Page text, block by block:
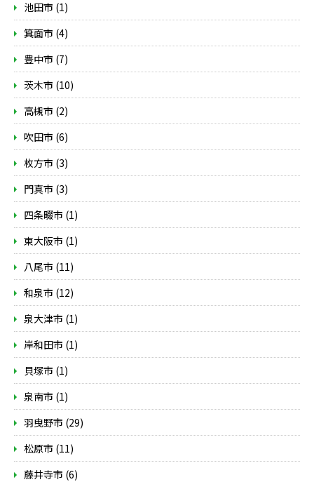
池田市 (1)
箕面市 (4)
豊中市 (7)
茨木市 (10)
高槻市 (2)
吹田市 (6)
枚方市 (3)
門真市 (3)
四条畷市 (1)
東大阪市 (1)
八尾市 (11)
和泉市 (12)
泉大津市 (1)
岸和田市 (1)
貝塚市 (1)
泉南市 (1)
羽曳野市 (29)
松原市 (11)
藤井寺市 (6)